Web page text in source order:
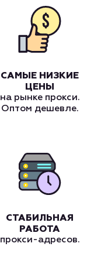
САМЫЕ НИЗКИЕ
ЦЕНЫ
на рынке прокси.
Оптом дешевле.
СТАБИЛЬНАЯ
РАБОТА
прокси-адресов.